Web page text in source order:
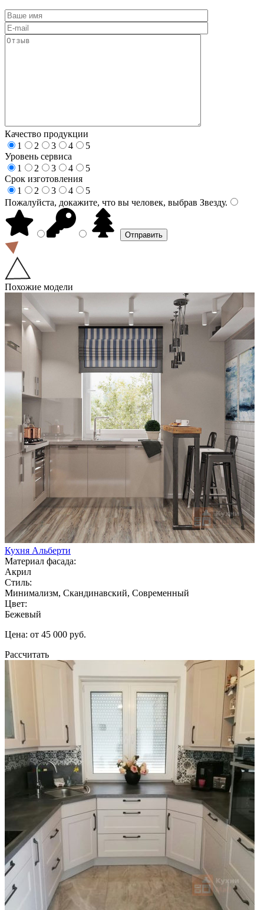
Качество продукции
1
2 3 4
5
Уровень сервиса
1
2 3 4
5
Срок изготовления
1
2 3 4
5
Пожалуйста, докажите, что вы человек, выбрав Звезду.
Похожие модели
Кухня Альберти
Материал фасада:
Акрил
Стиль:
Минимализм, Скандинавский, Современный
Цвет:
Бежевый
Цена: от 45 000 руб.
Рассчитать